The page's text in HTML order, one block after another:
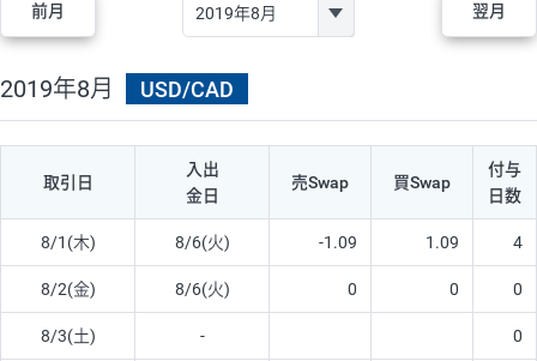
前月 翌月
2019年8月 USD/CAD
取引日
入出
金日
売Swap 買Swap
付与
日数
8/1(木) 8/6(火) -1.09 1.09 4
8/2(金) 8/6(火) 0 0 0
8/3(土) - 0